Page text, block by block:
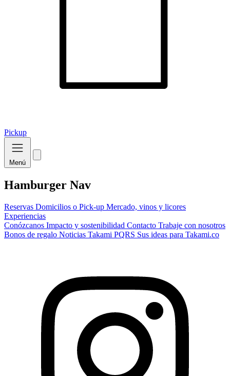
Pickup
Menú
Hamburger Nav
Reservas Domicilios o Pick-up Mercado, vinos y licores
Experiencias
Conózcanos Impacto y sostenibilidad Contacto Trabaje con nosotros
Bonos de regalo Noticias Takami PQRS Sus ideas para Takami.co